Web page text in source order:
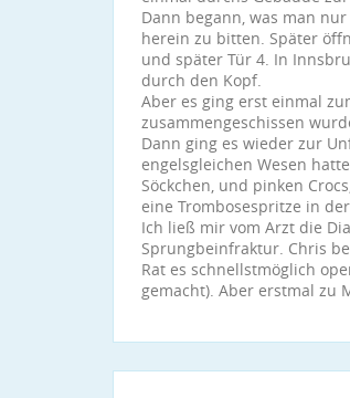
Dann begann, was man
herein zu bitten. Später
und später Tür 4. In
durch den Kopf.
Aber es ging erst einmal
zusammengeschissen
Dann ging es wieder zur
engelsgleichen Wesen
Söckchen, und pinken
eine Trombosespritze in
Ich ließ mir vom Arzt die
Sprungbeinfraktur. Chris
Rat es schnellstmöglich
gemacht). Aber erstmal zu